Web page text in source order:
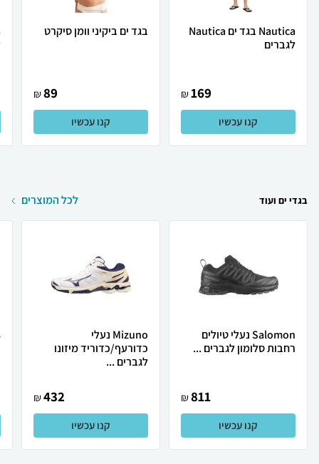
Nautica בגד ים Nautica
לגברים
169
₪
קנו עכשיו
בגד ים ביקיני וומן סיקרט
89
₪
קנו עכשיו
בגדי ים ועוד לכל המוצרים
Salomon נעלי טיולים
רחבות סלומון לגברים ...
811
₪
קנו עכשיו
Mizuno נעלי
כדורעף/כדוריד מיזונו
לגברים ...
432
₪
קנו עכשיו